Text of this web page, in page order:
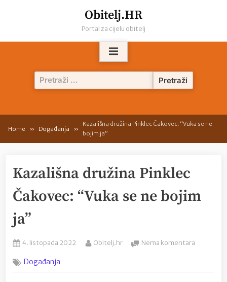
Obitelj.HR
Portal za cijelu obitelj
Pretraži:
Home Događanja
Kazališna družina Pinklec Čakovec: “Vuka se ne
bojim ja”
Kazališna družina Pinklec
Čakovec: “Vuka se ne bojim
ja”
Posted
4. listopada 2022 By
Obitelj.hr Nema komentara
Pinklec
Događanja